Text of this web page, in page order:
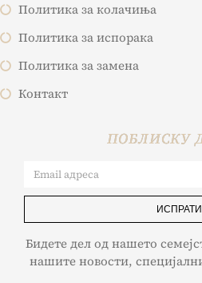
Политика за колачиња
Политика за испорака
Политика за замена
Контакт
ПОБЛИСКУ
ИСПРАТИ
Бидете дел од нашето
нашите новости,